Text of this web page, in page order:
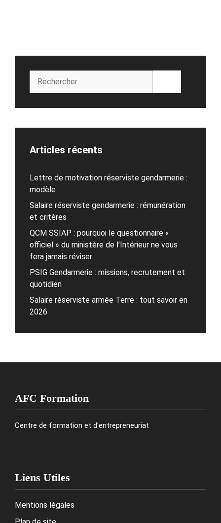
Articles récents
Lettre de motivation réserviste gendarmerie :
modèle
Salaire réserviste gendarmerie : rémunération
et critères
QCM SSIAP : pourquoi le questionnaire «
officiel » du ministère de l’Intérieur ne vous
fera jamais réviser
PSIG Gendarmerie : missions, recrutement et
quotidien
Salaire réserviste armée Terre : tout savoir en
2026
AFC Formation
Centre de formation et d'entrepreneuriat
Liens Utiles
Mentions légales